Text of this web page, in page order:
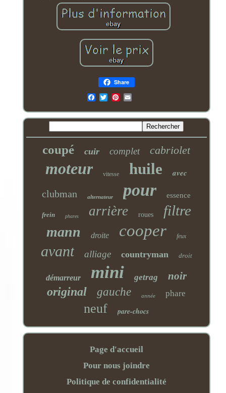
Share
Email
coupé cuir complet cabriolet
moteur vitesse huile avec
clubman alternateur pour essence
frein phares arrière roues filtre
mann droite cooper feux
avant alliage countryman droit
démarreur mini getrag noir
original gauche année phare
neuf pare-chocs
Page d'accueil
Pour nous joindre
Politique de confidentialité